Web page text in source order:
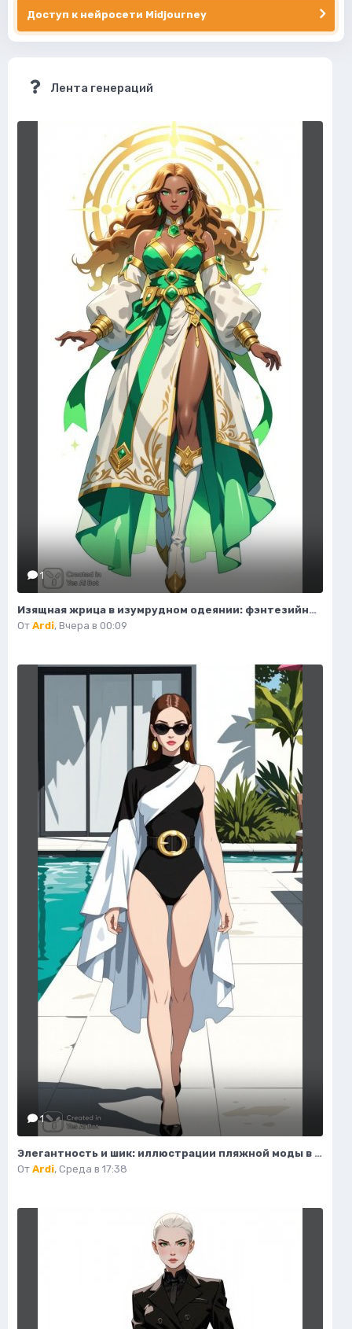
Доступ к нейросети Midjourney
Лента генераций
1
Изящная жрица в изумрудном одеянии: фэнтезийный портрет. Картинка из нейронной сети Flux.1
От Ardi, Вчера в 00:09
1
Элегантность и шик: иллюстрации пляжной моды в стиле люкс. Картинка из нейросети Flux
От Ardi, Среда в 17:38